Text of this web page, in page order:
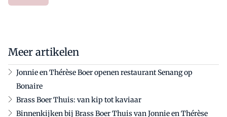
Meer artikelen
Jonnie en Thérèse Boer openen restaurant Senang op
Bonaire
Brass Boer Thuis: van kip tot kaviaar
Binnenkijken bij Brass Boer Thuis van Jonnie en Thérèse